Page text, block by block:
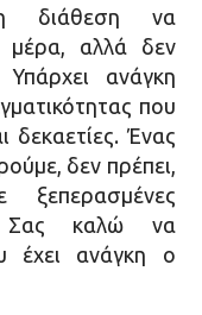
διάθεση να
μέρα, αλλά δεν
ανάγκη
που
δεκαετίες. Ένας
δεν πρέπει,
Σας καλώ να
έχει ανάγκη ο